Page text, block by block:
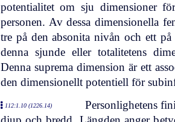
potentialitet om sju dimensioner
personen. Av dessa dimensionella
tre på den absonita nivån och ett
denna sjunde eller totalitetens
Denna suprema dimension är ett
den dimensionellt potentiell för
112:1.10 (1226.14)
Personlighetens